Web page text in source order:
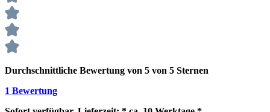
Durchschnittliche Bewertung von 5 von 5 Sternen
1 Bewertung